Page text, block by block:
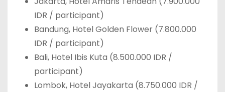
IDR / participant)
Bandung, Hotel Golden Flower (7.800.000
IDR / participant)
Bali, Hotel Ibis Kuta (8.500.000 IDR /
participant)
Lombok, Hotel Jayakarta (8.750.000 IDR /